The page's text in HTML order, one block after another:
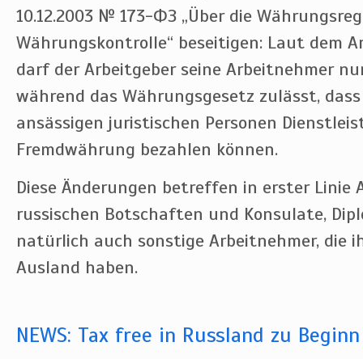
10.12.2003 № 173-ФЗ „Über die
Währungskontrolle“ beseitigen: Laut dem
darf der Arbeitgeber seine Arbeitnehmer
während das Währungsgesetz zulässt,
ansässigen juristischen Personen
Fremdwährung bezahlen können.
Diese Änderungen betreffen in erster Linie
russischen Botschaften und Konsulate,
natürlich auch sonstige Arbeitnehmer, die
Ausland haben.
NEWS: Tax free in Russland zu